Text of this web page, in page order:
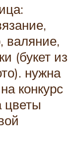
валяние,
(букет из
нужна
конкурс
цветы